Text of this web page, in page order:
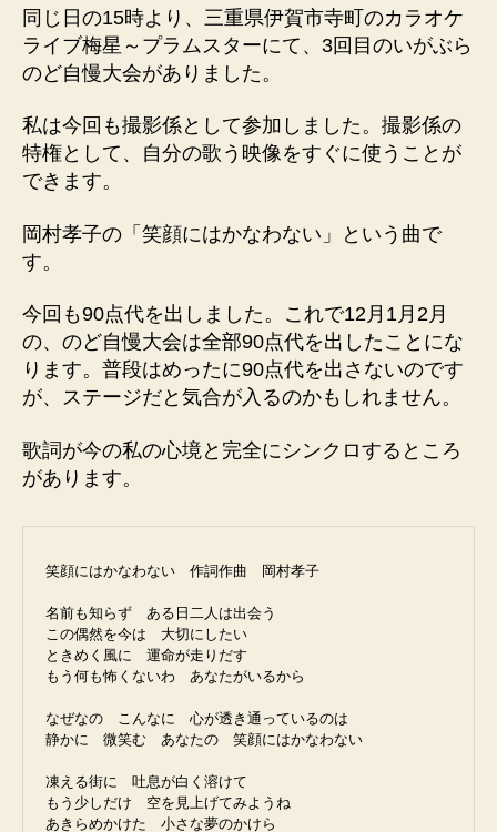
同じ日の15時より、三重県伊賀市寺町のカラオケ
ライブ梅星～プラムスターにて、3回目のいがぶら
のど自慢大会がありました。
私は今回も撮影係として参加しました。撮影係の
特権として、自分の歌う映像をすぐに使うことが
できます。
岡村孝子の「笑顔にはかなわない」という曲で
す。
今回も90点代を出しました。これで12月1月2月
の、のど自慢大会は全部90点代を出したことにな
ります。普段はめったに90点代を出さないのです
が、ステージだと気合が入るのかもしれません。
歌詞が今の私の心境と完全にシンクロするところ
があります。
笑顔にはかなわない　作詞作曲　岡村孝子
名前も知らず　ある日二人は出会う
この偶然を今は　大切にしたい
ときめく風に　運命が走りだす
もう何も怖くないわ　あなたがいるから
なぜなの　こんなに　心が透き通っているのは
静かに　微笑む　あなたの　笑顔にはかなわない
凍える街に　吐息が白く溶けて
もう少しだけ　空を見上げてみようね
あきらめかけた　小さな夢のかけら